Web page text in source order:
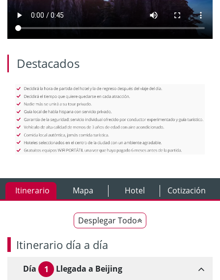
Destacados
Itinerario Mapa Hotel Cotización
Desplegar Todo
Itinerario día a día
Día 1
Llegada a Beijing